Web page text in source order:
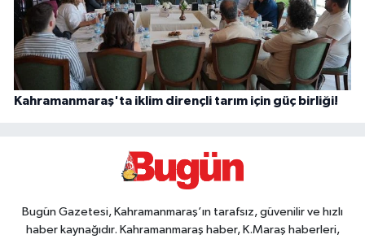
Kahramanmaraş'ta iklim dirençli tarım için güç birliği!
Bugün Gazetesi, Kahramanmaraş’ın tarafsız, güvenilir ve hızlı
haber kaynağıdır. Kahramanmaraş haber, K.Maraş haberleri,